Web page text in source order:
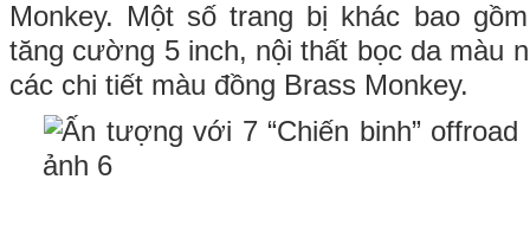
Monkey. Một số trang bị khác bao
tăng cường 5 inch, nội thất bọc da màu
các chi tiết màu đồng Brass Monkey.